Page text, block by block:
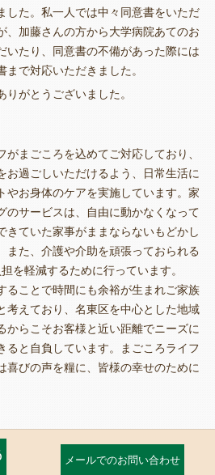
した。私一人では中々同意書をいただ
、加藤さんの方から大学病院あてのお
いたり、同意書の不備があった際には
で対応いただきました。
がとうございました。
まごころを込めてご対応しており、
お過ごしいただけるよう、日常生活に
やお身体のケアを実施しています。家
のサービスは、自由に動かなくなって
きていた家事がままならないもどかし
また、介護や介助を頑張っておられる
を軽減するために行っています。
ることで時間にも余裕が生まれご家族
考えており、名東区を中心とした地域
からこそお客様と近い距離でニーズに
ると自負しています。まごころライフ
喜びの声を糧に、皆様の幸せのために
メールでのお問い合わせ